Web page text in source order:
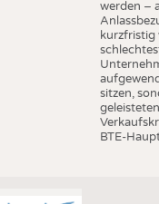
werden –
kurzfristig
sitzen,
BTE-